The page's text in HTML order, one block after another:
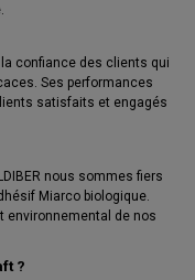
confiance des clients qui
Ses performances
satisfaits et engagés
nous sommes fiers
Miarco biologique.
environnemental de nos
?